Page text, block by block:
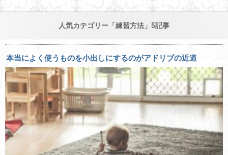
人気カテゴリー「練習方法」5記事
本当によく使うものを小出しにするのがアドリブの近道